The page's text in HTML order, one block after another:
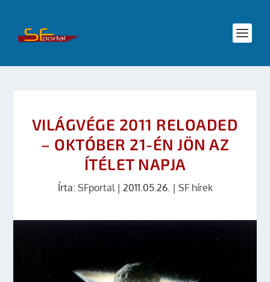
VILÁGVÉGE 2011 RELOADED
– OKTÓBER 21-ÉN JÖN AZ
ÍTÉLET NAPJA
Írta: SFportal| 2011.05.26. | SF hírek